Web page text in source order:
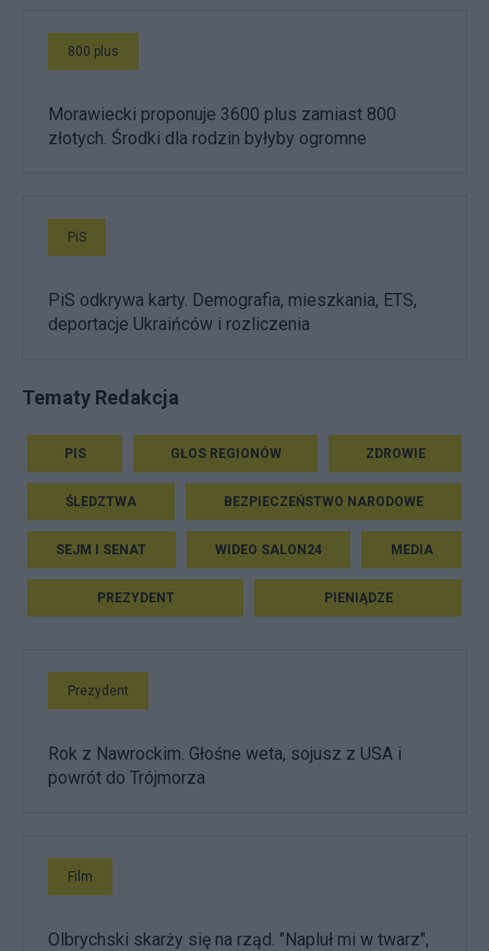
800 plus
Morawiecki proponuje 3600 plus zamiast 800
złotych. Środki dla rodzin byłyby ogromne
PiS
PiS odkrywa karty. Demografia, mieszkania, ETS,
deportacje Ukraińców i rozliczenia
Tematy Redakcja
PIS GŁOS REGIONÓW ZDROWIE
ŚLEDZTWA BEZPIECZEŃSTWO NARODOWE
SEJM I SENAT WIDEO SALON24 MEDIA
PREZYDENT PIENIĄDZE
Prezydent
Rok z Nawrockim. Głośne weta, sojusz z USA i
powrót do Trójmorza
Film
Olbrychski skarży się na rząd. "Napluł mi w twarz",